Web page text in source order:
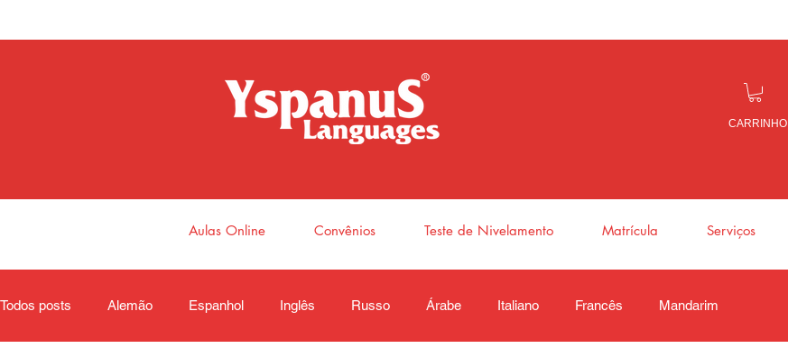
CARRINHO
Aulas Online Convênios Teste de Nivelamento Matrícula Serviços
Todos posts Alemão Espanhol Inglês Russo Árabe Italiano Francês Mandarim